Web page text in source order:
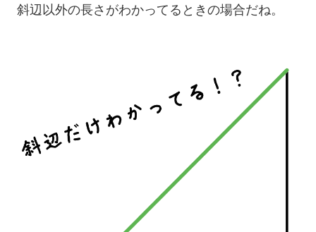
斜辺以外の長さがわかってるときの場合だね。